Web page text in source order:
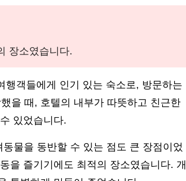
장소였습니다.
행객들에게 인기 있는 숙소로, 방문하는
을 때, 호텔의 내부가 따뜻하고 친근한
있었습니다.
물을 동반할 수 있는 점도 큰 장점이었
을 즐기기에도 최적의 장소였습니다. 개